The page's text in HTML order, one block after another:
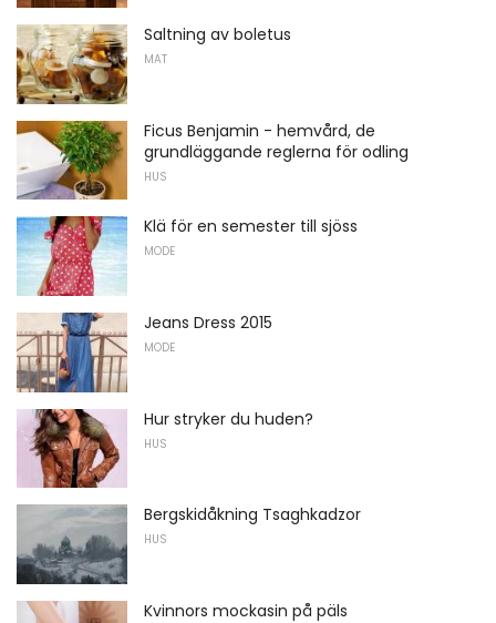
Saltning av boletus
MAT
Ficus Benjamin - hemvård, de
grundläggande reglerna för odling
HUS
Klä för en semester till sjöss
MODE
Jeans Dress 2015
MODE
Hur stryker du huden?
HUS
Bergskidåkning Tsaghkadzor
HUS
Kvinnors mockasin på päls